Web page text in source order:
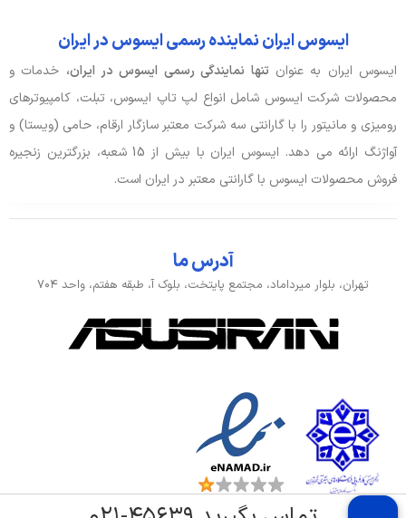
وبکم ندارد
ورودی، کنترل و حسگرها
35.5×24.3×1.99 سانتی متر
طبقه‌بندی کاربری عمومی, مالتی‌مدیا, مخصوص بازی
وزن 1.9 کیلوگرم
ایسوس ایران نماینده رسمی ایسوس در ایران
ایسوس ایران به عنوان تنها نمایندگی رسمی ایسوس در ایران، خدمات و
محصولات شرکت ایسوس شامل انواع لپ تاپ ایسوس، تبلت، کامپیوترهای
رومیزی و مانیتور را با گارانتی سه شرکت معتبر سازگار ارقام، حامی (ویستا) و
آواژنگ ارائه می دهد. ایسوس ایران با بیش از 15 شعبه، بزرگترین زنجیره
فروش محصولات ایسوس با گارانتی معتبر در ایران است.
آدرس ما
تهران، بلوار میرداماد، مجتمع پایتخت، بلوک آ، طبقه هفتم، واحد ۷۰۴